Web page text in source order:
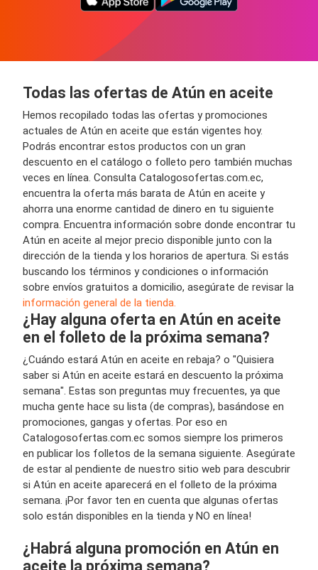
Todas las ofertas de Atún en aceite
Hemos recopilado todas las ofertas y promociones
actuales de Atún en aceite que están vigentes hoy.
Podrás encontrar estos productos con un gran
descuento en el catálogo o folleto pero también muchas
veces en línea. Consulta Catalogosofertas.com.ec,
encuentra la oferta más barata de Atún en aceite y
ahorra una enorme cantidad de dinero en tu siguiente
compra. Encuentra información sobre donde encontrar tu
Atún en aceite al mejor precio disponible junto con la
dirección de la tienda y los horarios de apertura. Si estás
buscando los términos y condiciones o información
sobre envíos gratuitos a domicilio, asegúrate de revisar la
información general de la tienda.
¿Hay alguna oferta en Atún en aceite
en el folleto de la próxima semana?
¿Cuándo estará Atún en aceite en rebaja? o "Quisiera
saber si Atún en aceite estará en descuento la próxima
semana". Estas son preguntas muy frecuentes, ya que
mucha gente hace su lista (de compras), basándose en
promociones, gangas y ofertas. Por eso en
Catalogosofertas.com.ec somos siempre los primeros
en publicar los folletos de la semana siguiente. Asegúrate
de estar al pendiente de nuestro sitio web para descubrir
si Atún en aceite aparecerá en el folleto de la próxima
semana. ¡Por favor ten en cuenta que algunas ofertas
solo están disponibles en la tienda y NO en línea!
¿Habrá alguna promoción en Atún en
aceite la próxima semana?